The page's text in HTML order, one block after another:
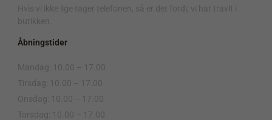
Hvis vi ikke lige tager telefonen, så er det fordi, vi har travlt i
butikken.
Åbningstider
Mandag: 10.00 – 17.00
Tirsdag: 10.00 – 17.00
Onsdag: 10.00 – 17.00
Torsdag: 10.00 – 17.00